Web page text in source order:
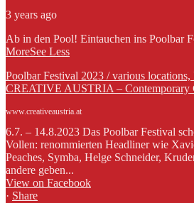
3 years ago
Ab in den Pool! Eintauchen ins Poolbar
MoreSee Less
Poolbar Festival 2023 / various
CREATIVE AUSTRIA – Contemporary
www.creativeaustria.at
6.7. – 14.8.2023 Das Poolbar Festival
Vollen: renommierten Headliner wie
Peaches, Symba, Helge Schneider,
andere geben...
View on Facebook
· Share